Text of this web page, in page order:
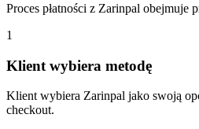
Proces płatności z Zarinpal obejmuje
1
Klient wybiera metodę
Klient wybiera Zarinpal jako swoją
checkout.